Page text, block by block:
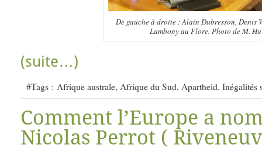
De gauche à droite : Alain Dubresson, Denis
Lambony au Flore. Photo de M.
(suite…)
#Tags : Afrique australe, Afrique du Sud, Apartheid, Inégalités
Comment l’Europe a
Nicolas Perrot (